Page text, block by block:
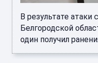
В результате
Белгородской
один получил